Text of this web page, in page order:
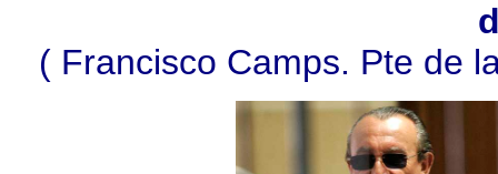
( Francisco Camps. Pte de